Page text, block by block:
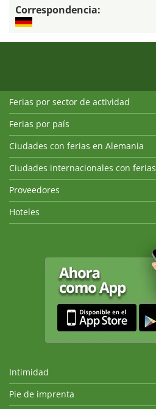
Correspondencia:
Ferias por sector de actividad
Ferias por país
Ciudades con ferias en Alemania
Ciudades internacionales con ferias
Proveedores
Hoteles
Intimidad
Pie de imprenta